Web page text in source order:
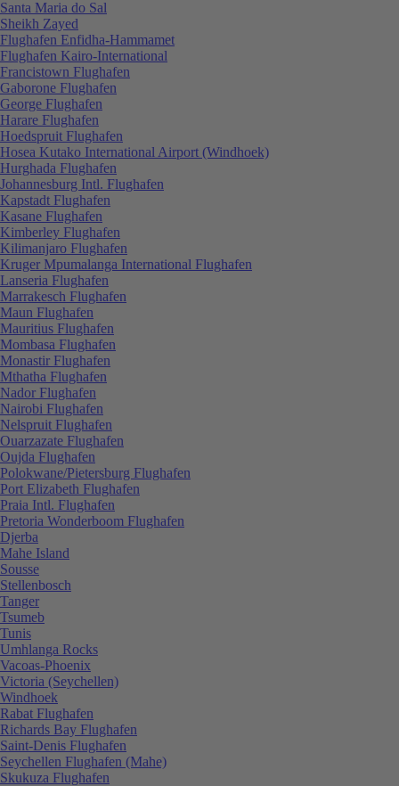
Santa Maria do Sal
Sheikh Zayed
Flughafen Enfidha-Hammamet
Flughafen Kairo-International
Francistown Flughafen
Gaborone Flughafen
George Flughafen
Harare Flughafen
Hoedspruit Flughafen
Hosea Kutako International Airport (Windhoek)
Hurghada Flughafen
Johannesburg Intl. Flughafen
Kapstadt Flughafen
Kasane Flughafen
Kimberley Flughafen
Kilimanjaro Flughafen
Kruger Mpumalanga International Flughafen
Lanseria Flughafen
Marrakesch Flughafen
Maun Flughafen
Mauritius Flughafen
Mombasa Flughafen
Monastir Flughafen
Mthatha Flughafen
Nador Flughafen
Nairobi Flughafen
Nelspruit Flughafen
Ouarzazate Flughafen
Oujda Flughafen
Polokwane/Pietersburg Flughafen
Port Elizabeth Flughafen
Praia Intl. Flughafen
Pretoria Wonderboom Flughafen
Djerba
Mahe Island
Sousse
Stellenbosch
Tanger
Tsumeb
Tunis
Umhlanga Rocks
Vacoas-Phoenix
Victoria (Seychellen)
Windhoek
Rabat Flughafen
Richards Bay Flughafen
Saint-Denis Flughafen
Seychellen Flughafen (Mahe)
Skukuza Flughafen